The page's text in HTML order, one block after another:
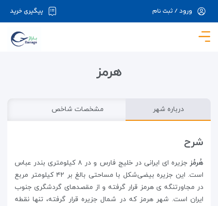
در حال حاضر ارتباط با سرور قطع می باشد لطفا
پیگیری خرید ورود / ثبت نام
هرمز
درباره شهر مشخصات شاخص
شرح
هُرمُز
جزیره ای ایرانی در خلیج فارس و در ۸ کیلومتری بندر عباس
است. این جزیره بیضی‌شکل با مساحتی بالغ بر ۴۲ کیلومتر مربع
در مجاورتنگه ی هرمز قرار گرفته و از مقصدهای گردشگری جنوب
ایران است. شهر هرمز که در شمال جزیره قرار گرفته، تنها نقطه